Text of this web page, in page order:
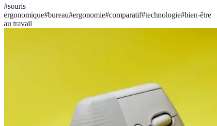
#souris
ergonomique#bureau#ergonomie#comparatif#technologie#bien-être
au travail